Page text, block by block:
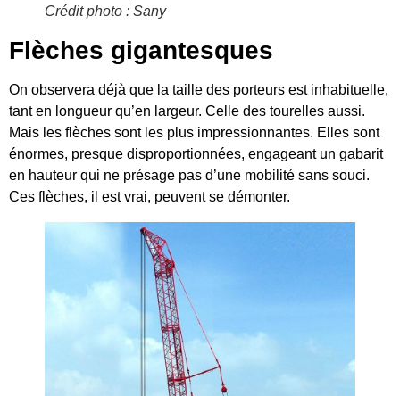
Crédit photo : Sany
Flèches gigantesques
On observera déjà que la taille des porteurs est inhabituelle,
tant en longueur qu’en largeur. Celle des tourelles aussi.
Mais les flèches sont les plus impressionnantes. Elles sont
énormes, presque disproportionnées, engageant un gabarit
en hauteur qui ne présage pas d’une mobilité sans souci.
Ces flèches, il est vrai, peuvent se démonter.